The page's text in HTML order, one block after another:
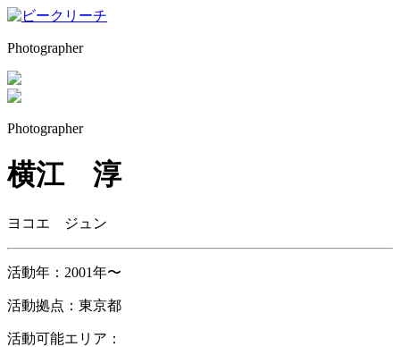
Photographer
Photographer
横江 淳
ヨコエ ジュン
活動年： 2001年〜
活動拠点： 東京都
活動可能エリア：